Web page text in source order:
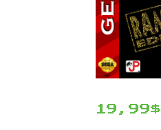
19,99$